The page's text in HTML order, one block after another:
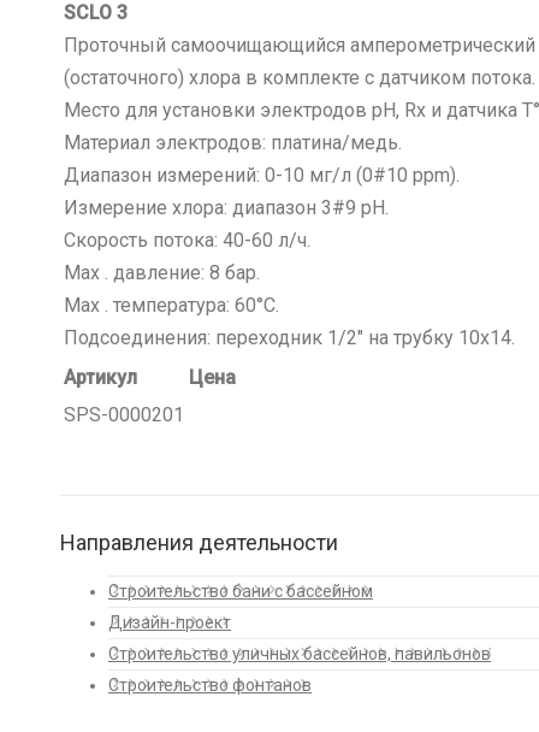
SCLO 3
Проточный самоочищающийся амперометрический
(остаточного) хлора в комплекте с датчиком
Место для установки электродов pH, Rx и датчика
Материал электродов: платина/медь.
Диапазон измерений: 0-10 мг/л (0#10 ppm).
Измерение хлора: диапазон 3#9 рН.
Скорость потока: 40-60 л/ч.
Max . давление: 8 бар.
Max . температура: 60°С.
Подсоединения: переходник 1/2″ на трубку 10х14.
Артикул
Цена
SPS-0000201
Направления деятельности
Строительство бани с бассейном
Дизайн-проект
Строительство уличных бассейнов, павильонов
Строительство фонтанов